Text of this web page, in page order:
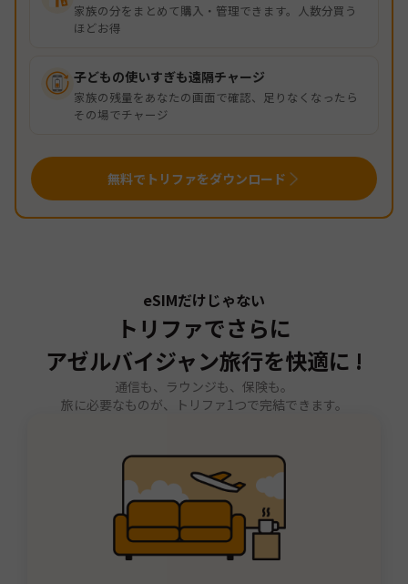
家族の分をまとめて購入・管理できます。人数分買う
ほどお得
子どもの使いすぎも遠隔チャージ
家族の残量をあなたの画面で確認、足りなくなったら
その場でチャージ
無料でトリファをダウンロード
eSIMだけじゃない
トリファでさらに
アゼルバイジャン旅行を快適に !
通信も、ラウンジも、保険も。
旅に必要なものが、トリファ1つで完結できます。